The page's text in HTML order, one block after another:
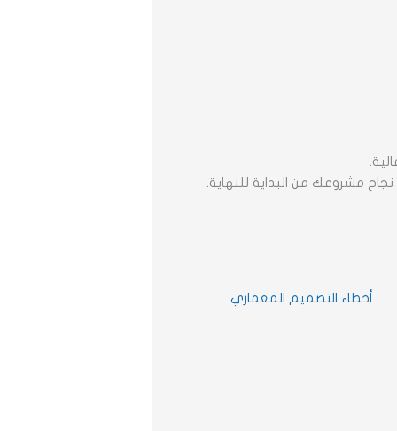
مشروعك من البداية للنهاية.